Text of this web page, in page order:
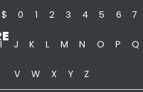
$ 0 1 2 3 4 5 6 7
I J K L M N O P Q
V W X Y Z